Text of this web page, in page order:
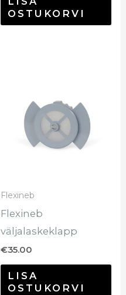
OSTUKORVI
Flexineb
Flexineb
väljalaskeklapp
€35.00
LISA
OSTUKORVI